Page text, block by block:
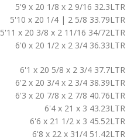
5'9 x 20 1/8 x 2 9/16 32.3LTR
5'10 x 20 1/4 | 2 5/8 33.79LTR
5'11 x 20 3/8 x 2 11/16 34/72LTR
6'0 x 20 1/2 x 2 3/4 36.33LTR
6'1 x 20 5/8 x 2 3/4 37.7LTR
6'2 x 20 3/4 x 2 3/4 38.39LTR
6'3 x 20 7/8 x 2 7/8 40.76LTR
6'4 x 21 x 3 43.23LTR
6'6 x 21 1/2 x 3 45.52LTR
6'8 x 22 x 31/4 51.42LTR